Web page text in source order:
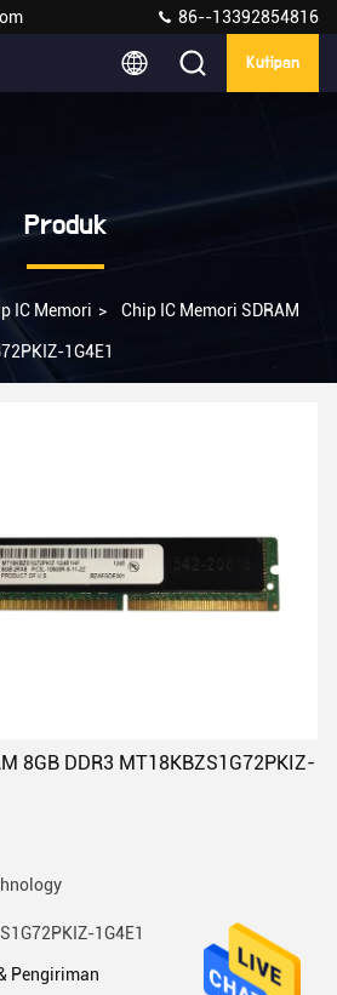
86--13392854816
Kutipan
Produk
IC Memori > Chip IC Memori SDRAM
1G4E1
8GB DDR3 MT18KBZS1G72PKIZ-
1G4E1
Pengiriman